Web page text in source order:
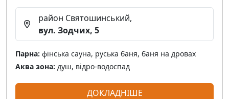
район Святошинський,
вул. Зодчих, 5
Парна: фінська сауна, руська баня, баня на дровах
Аква зона: душ, відро-водоспад
ДОКЛАДНІШЕ